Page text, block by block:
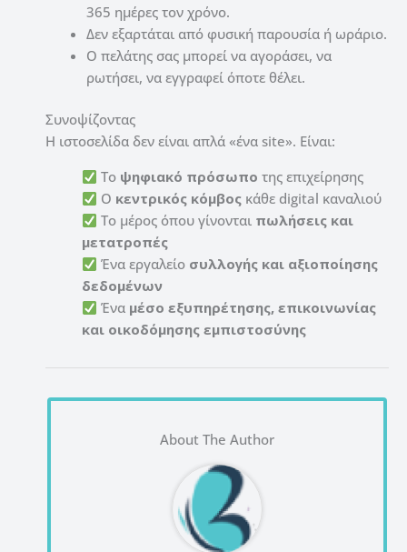
365 ημέρες τον χρόνο.
Δεν εξαρτάται από φυσική παρουσία ή ωράριο.
Ο πελάτης σας μπορεί να αγοράσει, να
ρωτήσει, να εγγραφεί όποτε θέλει.
Συνοψίζοντας
Η ιστοσελίδα δεν είναι απλά «ένα site». Είναι:
Το ψηφιακό πρόσωπο της επιχείρησης
Ο κεντρικός κόμβος κάθε digital καναλιού
Το μέρος όπου γίνονται πωλήσεις και
μετατροπές
Ένα εργαλείο συλλογής και αξιοποίησης
δεδομένων
Ένα μέσο εξυπηρέτησης, επικοινωνίας
και οικοδόμησης εμπιστοσύνης
About The Author